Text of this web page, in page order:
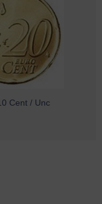
Cent / Unc